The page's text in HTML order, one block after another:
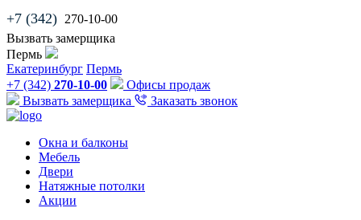
+7 (342) 270-10-00
Вызвать замерщика
Пермь
Екатеринбург Пермь
+7 (342) 270-10-00
Офисы продаж
Вызвать замерщика
Заказать звонок
Окна и балконы
Мебель
Двери
Натяжные потолки
Акции